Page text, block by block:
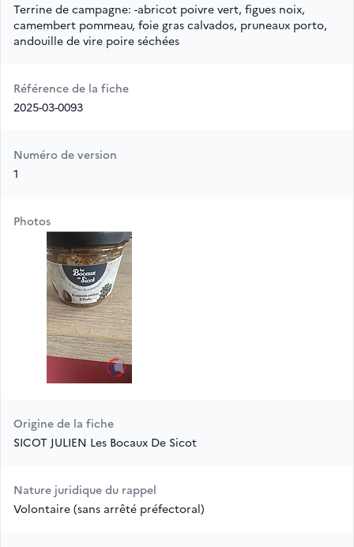
Terrine de campagne: -abricot poivre vert, figues noix,
camembert pommeau, foie gras calvados, pruneaux porto,
andouille de vire poire séchées
Référence de la fiche
2025-03-0093
Numéro de version
1
Photos
Origine de la fiche
SICOT JULIEN Les Bocaux De Sicot
Nature juridique du rappel
Volontaire (sans arrêté préfectoral)